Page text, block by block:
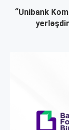
“Unibank